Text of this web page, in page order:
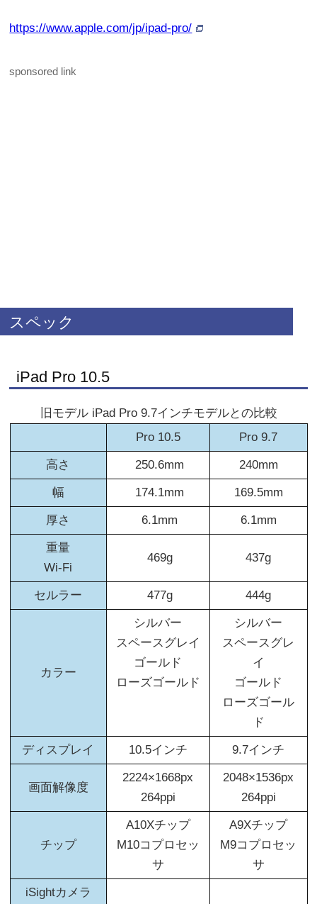
https://www.apple.com/jp/ipad-pro/
sponsored link
スペック
iPad Pro 10.5
旧モデル iPad Pro 9.7インチモデルとの比較
Pro 10.5
Pro 9.7
高さ 250.6mm 240mm
幅 174.1mm 169.5mm
厚さ 6.1mm 6.1mm
重量
Wi-Fi
469g 437g
セルラー 477g 444g
カラー
シルバー
スペースグレイ
ゴールド
ローズゴールド
シルバー
スペースグレ
イ
ゴールド
ローズゴール
ド
ディスプレイ 10.5インチ 9.7インチ
画面解像度
2224×1668px
264ppi
2048×1536px
264ppi
チップ
A10Xチップ
M10コプロセッ
サ
A9Xチップ
M9コプロセッ
サ
iSightカメラ